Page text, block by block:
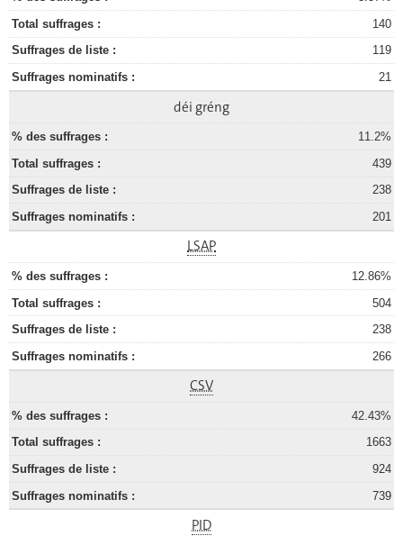
140
119
21
déi gréng
11.2%
439
238
201
LSAP
12.86%
504
238
266
CSV
42.43%
1663
924
739
PID